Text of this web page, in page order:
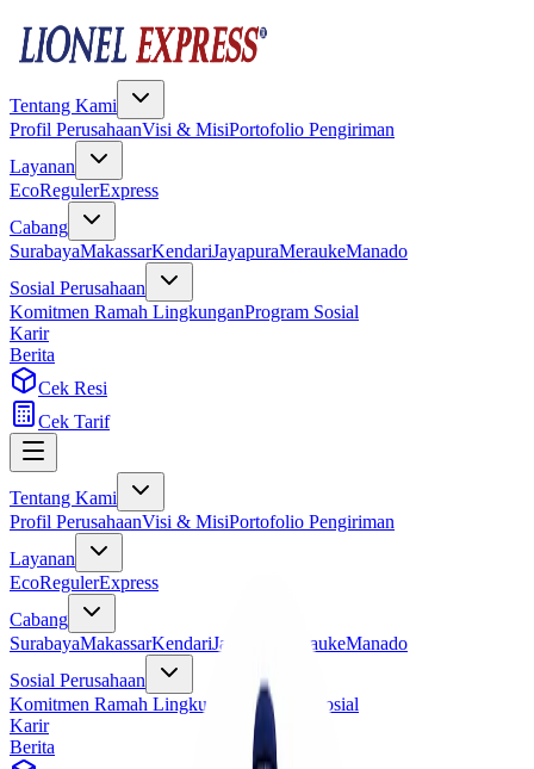
Tentang Kami
Profil PerusahaanVisi & MisiPortofolio Pengiriman
Layanan
EcoRegulerExpress
Cabang
SurabayaMakassarKendariJayapuraMeraukeManado
Sosial Perusahaan
Komitmen Ramah LingkunganProgram Sosial
Karir
Berita
Cek Resi
Cek Tarif
Tentang Kami
Profil PerusahaanVisi & MisiPortofolio Pengiriman
Layanan
EcoRegulerExpress
Cabang
SurabayaMakassarKendariJayapura MeraukeManado
Sosial Perusahaan
Komitmen Ramah Lingkungan
Program Sosial
Karir
Berita